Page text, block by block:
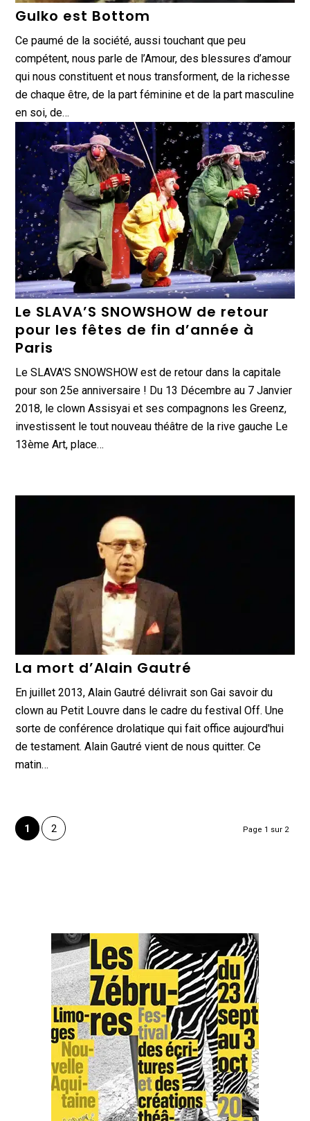
Gulko est Bottom
Ce paumé de la société, aussi touchant que peu
compétent, nous parle de l’Amour, des blessures d’amour
qui nous constituent et nous transforment, de la richesse
de chaque être, de la part féminine et de la part masculine
en soi, de…
Le SLAVA’S SNOWSHOW de retour
pour les fêtes de fin d’année à
Paris
Le SLAVA'S SNOWSHOW est de retour dans la capitale
pour son 25e anniversaire ! Du 13 Décembre au 7 Janvier
2018, le clown Assisyai et ses compagnons les Greenz,
investissent le tout nouveau théâtre de la rive gauche Le
13ème Art, place…
La mort d’Alain Gautré
En juillet 2013, Alain Gautré délivrait son Gai savoir du
clown au Petit Louvre dans le cadre du festival Off. Une
sorte de conférence drolatique qui fait office aujourd'hui
de testament. Alain Gautré vient de nous quitter. Ce
matin…
Page 1 sur 2
1 2